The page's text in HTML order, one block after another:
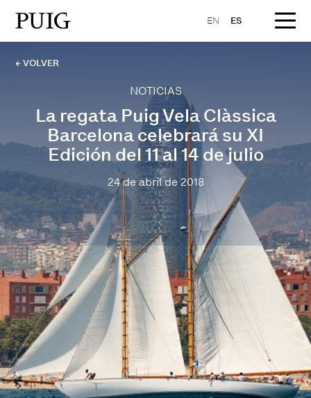
EN ES
← VOLVER
NOTICIAS
La regata Puig Vela Clàssica
Barcelona celebrará su XI
Edición del 11 al 14 de julio
24 de abril de 2018